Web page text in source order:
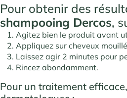
Pour obtenir des
shampooing Dercos,
Agitez bien le produit avant
Appliquez sur cheveux
Laissez agir 2 minutes pour
Rincez abondamment.
Pour un traitement